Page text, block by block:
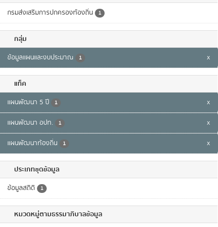
กรมส่งเสริมการปกครองท้องถิ่น 1
กลุ่ม
ข้อมูลแผนและงบประมาณ 1 x
แท็ค
แผนพัฒนา 5 ปี 1 x
แผนพัฒนา อปท. 1 x
แผนพัฒนาท้องถิ่น 1 x
ประเภทชุดข้อมูล
ข้อมูลสถิติ 1
หมวดหมู่ตามธรรมาภิบาลข้อมูล